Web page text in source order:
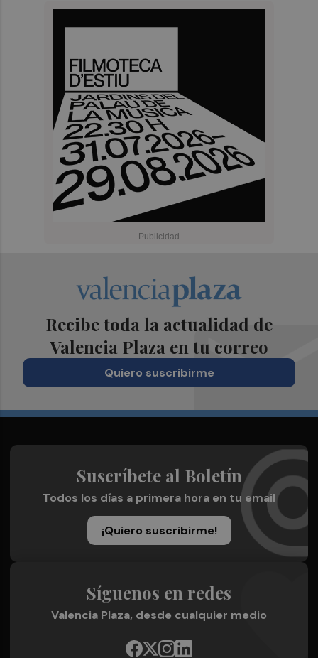
Recibe toda la actualidad de
Valencia Plaza en tu correo
Quiero suscribirme
Suscríbete al Boletín
Todos los días a primera hora en tu email
¡Quiero suscribirme!
Síguenos en redes
Valencia Plaza, desde cualquier medio